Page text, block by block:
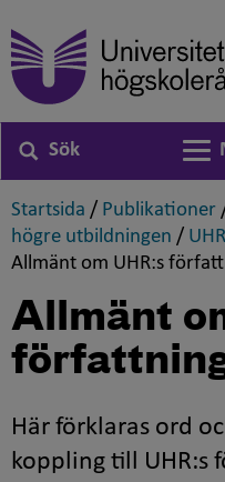
Sök
Startsida ,
/ Publikationer ,
högre utbildningen ,
/
Allmänt om UHR:s
Allmänt
Här förklaras ord
koppling till UHR:s